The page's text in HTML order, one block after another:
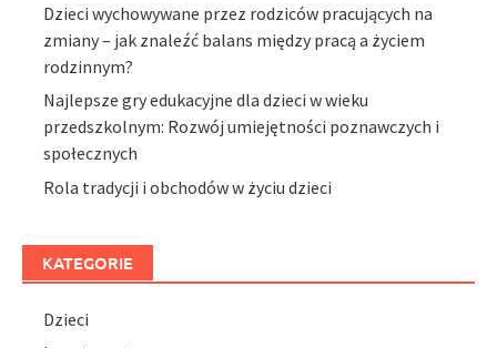
Dzieci wychowywane przez rodziców pracujących na
zmiany – jak znaleźć balans między pracą a życiem
rodzinnym?
Najlepsze gry edukacyjne dla dzieci w wieku
przedszkolnym: Rozwój umiejętności poznawczych i
społecznych
Rola tradycji i obchodów w życiu dzieci
KATEGORIE
Dzieci